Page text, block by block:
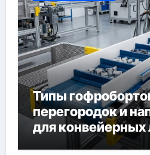
Типы
перегородок и
для конвейерных